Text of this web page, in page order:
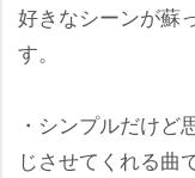
好きなシーンが蘇
す。
・シンプルだけ
じさせてくれる曲